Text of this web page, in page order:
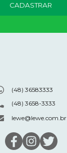
CADASTRAR
(48) 36583333
(48) 3658-3333
lewe@lewe.com.br